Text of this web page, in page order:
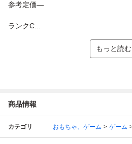
参考定価―
ランクC...
もっと読む
商品情報
カテゴリ おもちゃ、ゲーム ゲーム